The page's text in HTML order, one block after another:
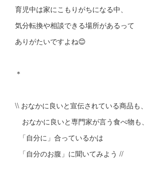
育児中は家にこもりがちになる中、
気分転換や相談できる場所があるって
ありがたいですよね😊
＊
\\ おなかに良いと宣伝されている商品も、
おなかに良いと専門家が言う食べ物も、
「自分に」合っているかは
「自分のお腹」に聞いてみよう //